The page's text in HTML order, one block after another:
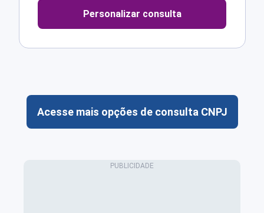
Personalizar consulta
Acesse mais opções de consulta CNPJ